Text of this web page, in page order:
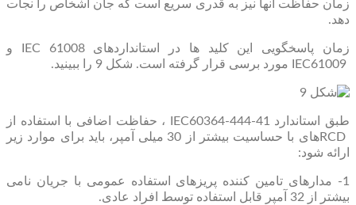
زمان حفاظت آنها نیز به قدری سریع است که جان اشخاص را نجات
دهد.
زمان پاسخگویی این کلید ها در استانداردهای IEC 61008 و
طبق استاندارد IEC60364-444-41 ، حفاظت اضافی با استفاده از
RCDهای با حساسیت بیشتر از 30 میلی آمپر، باید برای موارد زیر
ارائه شود:
1- مدارهای تامین کننده پریزهای استفاده عمومی با جریان نامی
بیشتر از 32 آمپر قابل استفاده توسط افراد عادی.